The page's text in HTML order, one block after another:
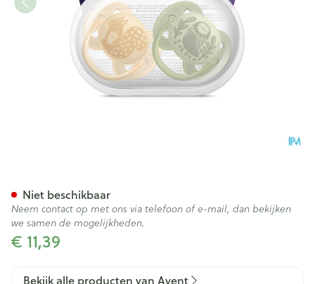
€ 11,39
Niet beschikbaar
Neem contact op met ons via telefoon of e-mail, dan bekijken
we samen de mogelijkheden.
Bekijk alle producten van Avent